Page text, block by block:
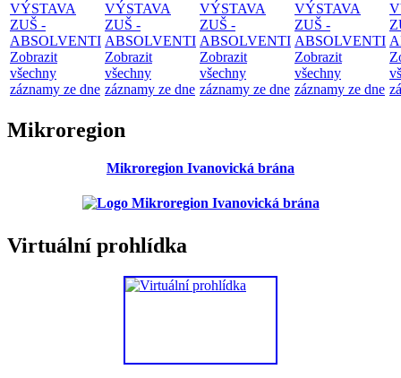
VÝSTAVA
ZUŠ -
ABSOLVENTI
Zobrazit
všechny
záznamy ze dne
VÝSTAVA
ZUŠ -
ABSOLVENTI
Zobrazit
všechny
záznamy ze dne
VÝSTAVA
ZUŠ -
ABSOLVENTI
Zobrazit
všechny
záznamy ze dne
VÝSTAVA
ZUŠ -
ABSOLVENTI
Zobrazit
všechny
záznamy ze dne
Mikroregion
Mikroregion Ivanovická brána
Virtuální prohlídka